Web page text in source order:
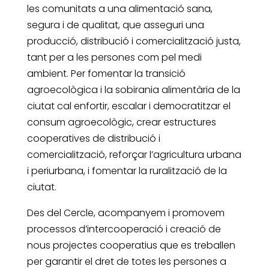
les comunitats a una alimentació sana,
segura i de qualitat, que asseguri una
producció, distribució i comercialització justa,
tant per a les persones com pel medi
ambient. Per fomentar la transició
agroecològica i la sobirania alimentària de la
ciutat cal enfortir, escalar i democratitzar el
consum agroecològic, crear estructures
cooperatives de distribució i
comercialització, reforçar l’agricultura urbana
i periurbana, i fomentar la ruralització de la
ciutat.
Des del Cercle, acompanyem i promovem
processos d’intercooperació i creació de
nous projectes cooperatius que es treballen
per garantir el dret de totes les persones a